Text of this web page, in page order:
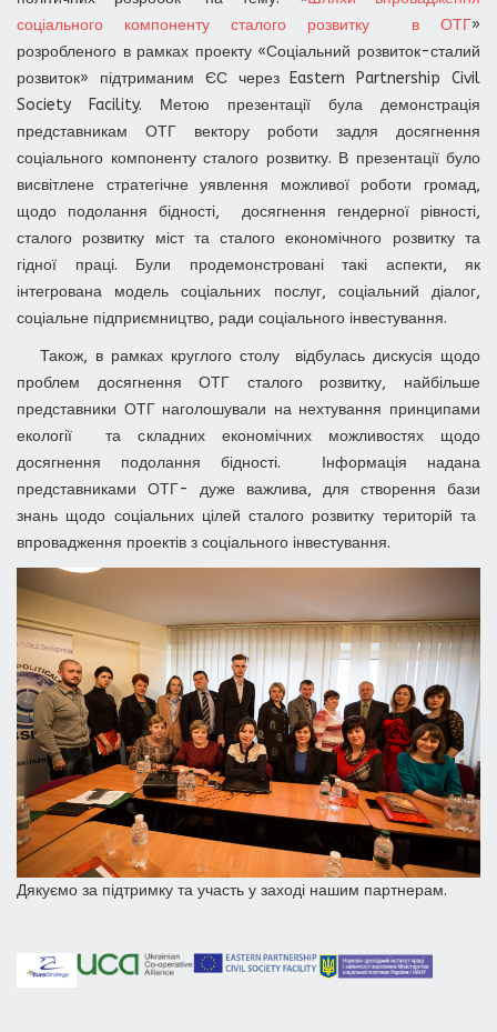
соціального компоненту сталого розвитку в ОТГ»
розробленого в рамках проекту «Соціальний розвиток-сталий
розвиток» підтриманим ЄС через Eastern Partnership Civil
Society Facility. Метою презентації була демонстрація
представникам ОТГ вектору роботи задля досягнення
соціального компоненту сталого розвитку. В презентації було
висвітлене стратегічне уявлення можливої роботи громад,
щодо подолання бідності, досягнення гендерної рівності,
сталого розвитку міст та сталого економічного розвитку та
гідної праці. Були продемонстровані такі аспекти, як
інтегрована модель соціальних послуг, соціальний діалог,
соціальне підприємництво, ради соціального інвестування.
Також, в рамках круглого столу відбулась дискусія щодо
проблем досягнення ОТГ сталого розвитку, найбільше
представники ОТГ наголошували на нехтування принципами
екології та складних економічних можливостях щодо
досягнення подолання бідності. Інформація надана
представниками ОТГ- дуже важлива, для створення бази
знань щодо соціальних цілей сталого розвитку територій та
впровадження проектів з соціального інвестування.
Дякуємо за підтримку та участь у заході нашим партнерам.